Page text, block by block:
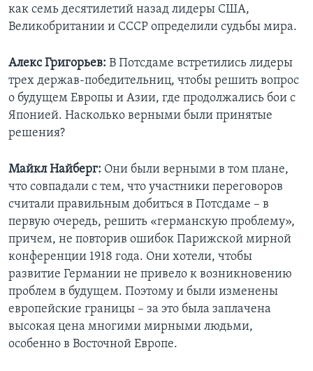
как семь десятилетий назад лидеры США,
Великобритании и СССР определили судьбы мира.
Алекс Григорьев: В Потсдаме встретились лидеры
трех держав-победительниц, чтобы решить вопрос
о будущем Европы и Азии, где продолжались бои с
Японией. Насколько верными были принятые
решения?
Майкл Найберг: Они были верными в том плане,
что совпадали с тем, что участники переговоров
считали правильным добиться в Потсдаме – в
первую очередь, решить «германскую проблему»,
причем, не повторив ошибок Парижской мирной
конференции 1918 года. Они хотели, чтобы
развитие Германии не привело к возникновению
проблем в будущем. Поэтому и были изменены
европейские границы – за это была заплачена
высокая цена многими мирными людьми,
особенно в Восточной Европе.